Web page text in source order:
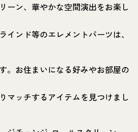
ーン、華やかな空間演出をお楽し
インド等のエレメントパーツは、
。お住まいになる好みやお部屋の
マッチするアイテムを見つけまし